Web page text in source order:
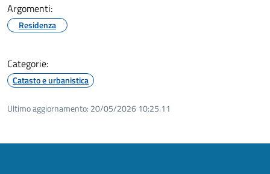
Argomenti:
Residenza
Categorie:
Catasto e urbanistica
Ultimo aggiornamento: 20/05/2026 10:25.11